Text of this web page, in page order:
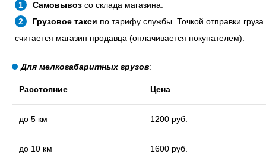
Самовывоз со склада магазина.
Грузовое такси по тарифу службы. Точкой отправки груза
считается магазин продавца (оплачивается покупателем):
Для мелкогабаритных грузов:
Расстояние Цена
до 5 км 1200 руб.
до 10 км 1600 руб.